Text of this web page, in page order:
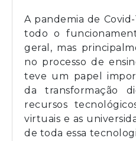
A pandemia de
todo o
geral, mas
no processo de
teve um papel
da transformação
recursos
virtuais e as
de toda essa